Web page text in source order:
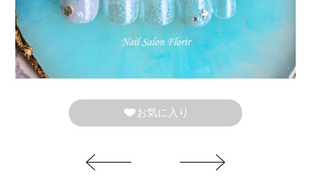
お気に入り